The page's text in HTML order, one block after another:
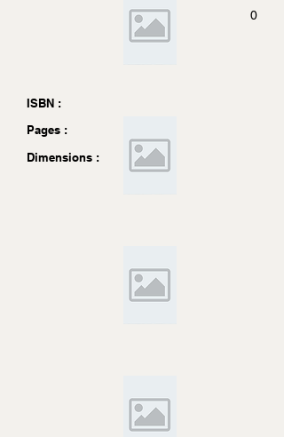
0
ISBN :
Pages :
Dimensions :